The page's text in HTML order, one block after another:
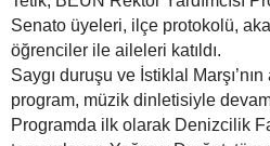
Senato üyeleri, ilçe protokolü,
öğrenciler ile aileleri katıldı.
Saygı duruşu ve İstiklal
program, müzik dinletisiyle
Programda ilk olarak Denizcilik